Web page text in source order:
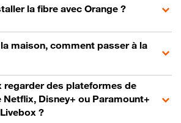
la fibre avec Orange ?
la maison, comment passer à la
regarder des plateformes de
Disney+ ou Paramount+
?